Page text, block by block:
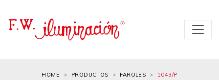
HOME PRODUCTOS FAROLES 1043/P